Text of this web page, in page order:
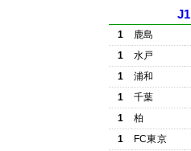
J1
1 鹿島
1
水戸
1
浦和
1
千葉
1
柏
1
FC東京